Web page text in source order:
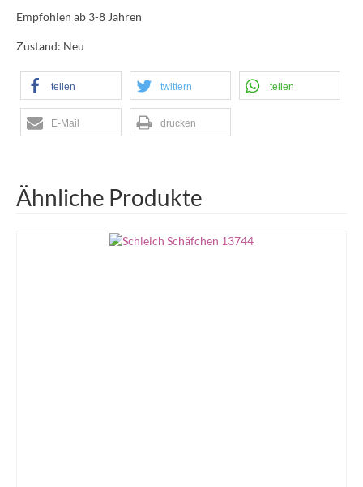
Empfohlen ab 3-8 Jahren
Zustand: Neu
teilen twittern teilen
E-Mail drucken
Ähnliche Produkte